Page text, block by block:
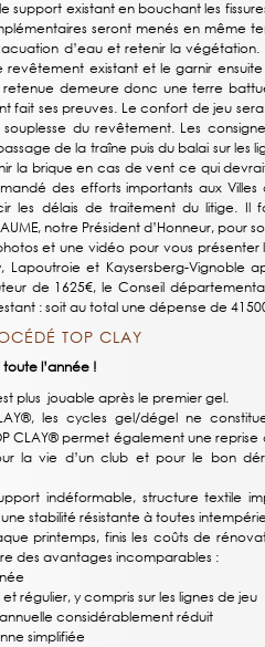
support existant en bouchant les
seront menés en même
d’eau et retenir la
revêtement existant et le garnir
retenue demeure donc une terre
fait ses preuves. Le confort de jeu
du revêtement. Les
de la traîne puis du balai sur les
la brique en cas de vent ce qui
des efforts importants aux Villes
les délais de traitement du litige. Il
notre Président d’Honneur, pour
et une vidéo pour vous
Lapoutroie et Kaysersberg-Vignoble
de 1625€, le Conseil
: soit au total une dépense de
TOP CLAY
toute l’année !
plus jouable après le premier gel.
les cycles gel/dégel ne
CLAY® permet également une reprise
la vie d’un club et pour le bon
indéformable, structure textile
stabilité résistante à toutes
printemps, finis les coûts de
des avantages incomparables :
régulier, y compris sur les lignes de jeu
considérablement réduit
simplifiée